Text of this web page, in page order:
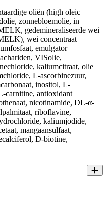
oliën (high oleic
zonnebloemolie, in
gedemineraliseerde wei
wei concentraat
emulgator
VISolie,
kaliumcitraat, olie
L-ascorbinezuur,
inositol, L-
carnitine, antioxidant
nicotinamide, DL-α-
riboflavine,
kaliumjodide,
mangaansulfaat,
D-biotine,